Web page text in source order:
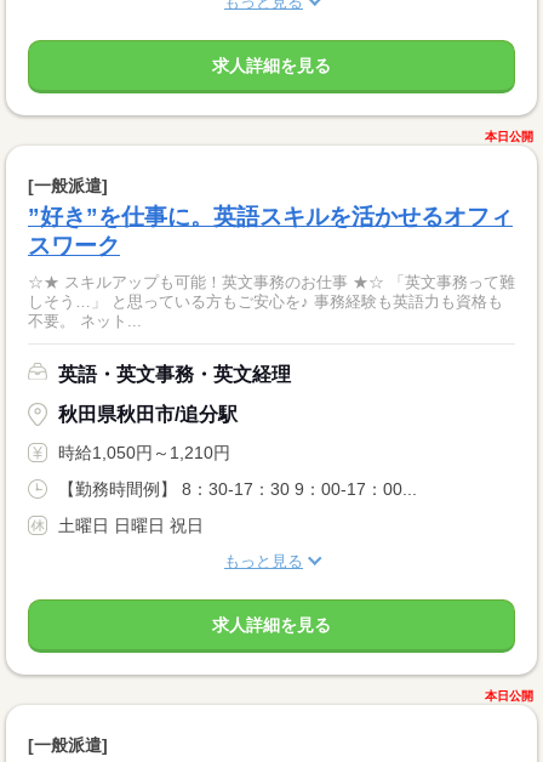
求人詳細を見る
本日公開
[一般派遣]
”好き”を仕事に。英語スキルを活かせるオフィ
スワーク
☆★ スキルアップも可能！英文事務のお仕事 ★☆ 「英文事務って難
しそう…」 と思っている方もご安心を♪ 事務経験も英語力も資格も
不要。 ネット...
英語・英文事務・英文経理
秋田県秋田市/追分駅
時給1,050円～1,210円
【勤務時間例】 8：30-17：30 9：00-17：00...
土曜日 日曜日 祝日
もっと見る
求人詳細を見る
本日公開
[一般派遣]